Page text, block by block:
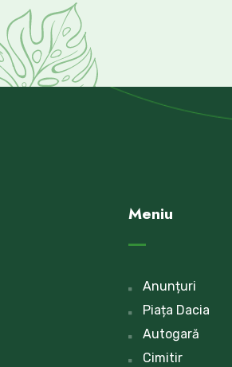
Meniu
Anunțuri
Piața Dacia
Autogară
Cimitir